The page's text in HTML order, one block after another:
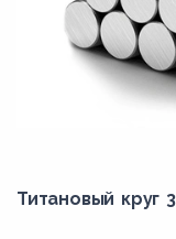
Титановый круг